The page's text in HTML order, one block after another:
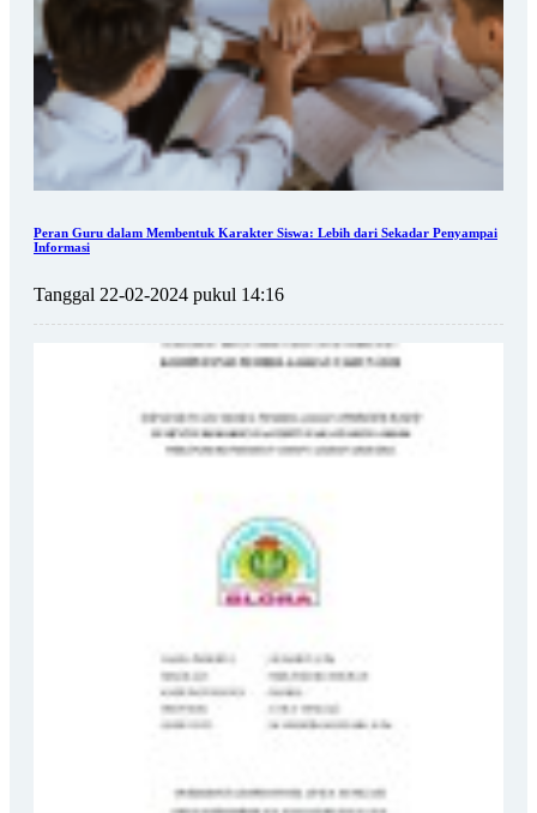
Peran Guru dalam Membentuk Karakter Siswa: Lebih dari Sekadar Penyampai
Informasi
Tanggal 22-02-2024 pukul 14:16